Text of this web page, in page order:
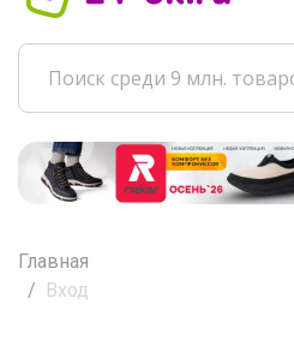
Главная
Вход